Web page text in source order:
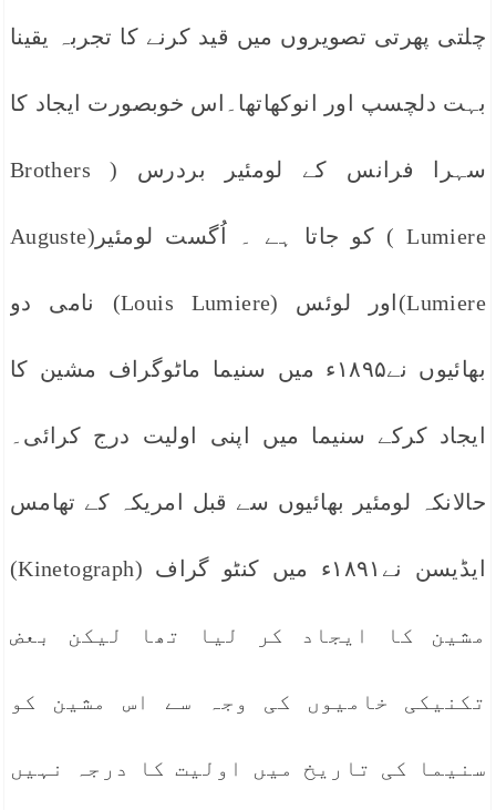
چلتی پھرتی تصویروں میں قید کرنے کا تجربہ یقینا
بہت دلچسپ اور انوکھاتھا۔اس خوبصورت ایجاد کا
سہرا فرانس کے لومئیر بردرس ( Brothers
Lumiere ) کو جاتا ہے ۔ اُگست لومئیر(Auguste
Lumiere)اور لوئس (Louis Lumiere) نامی دو
بھائیوں نے۱۸۹۵ء میں سنیما ماٹوگراف مشین کا
ایجاد کرکے سنیما میں اپنی اولیت درج کرائی۔
حالانکہ لومئیر بھائیوں سے قبل امریکہ کے تھامس
ایڈیسن نے۱۸۹۱ء میں کنٹو گراف (Kinetograph)
مشین کا ایجاد کر لیا تھا لیکن بعض
تکنیکی خامیوں کی وجہ سے اس مشین کو
سنیما کی تاریخ میں اولیت کا درجہ نہیں